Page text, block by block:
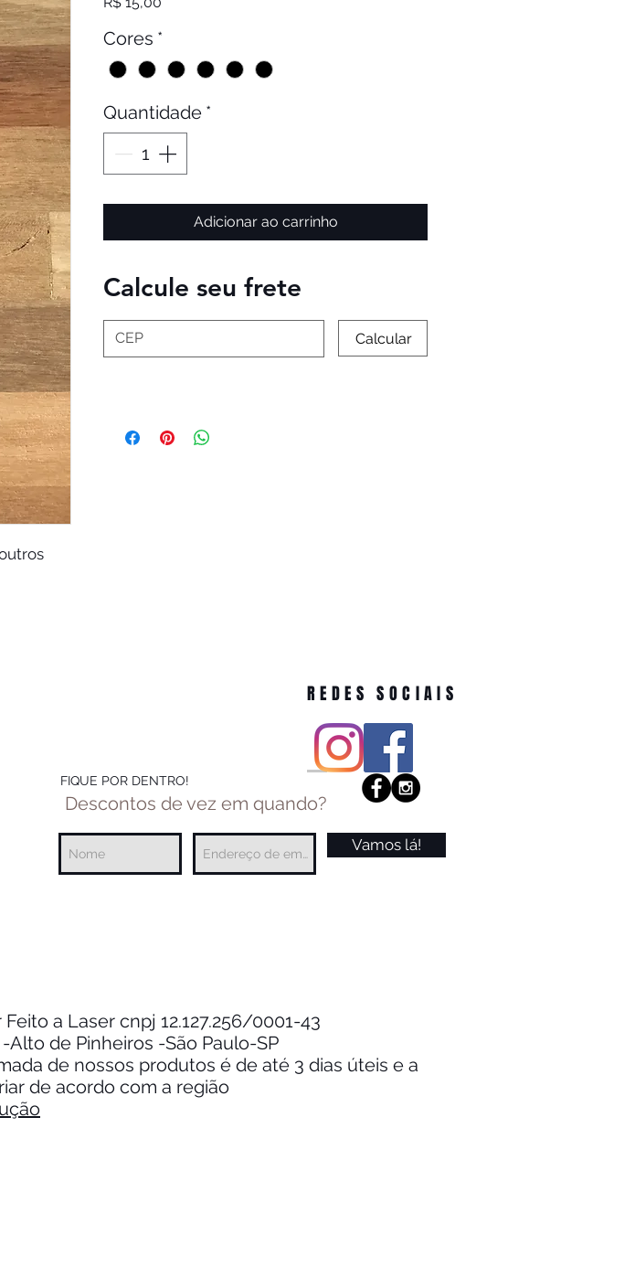
Cores *
Quantidade *
Adicionar ao carrinho
Calcule seu frete
Calcular
REDES SOCIAIS
FIQUE POR DENTRO!
Descontos de vez em quando?
Vamos lá!
a Laser cnpj 12.127.256/0001-43
-Alto de Pinheiros -São Paulo-SP
de nossos produtos é de até 3 dias úteis e a
de acordo com a região